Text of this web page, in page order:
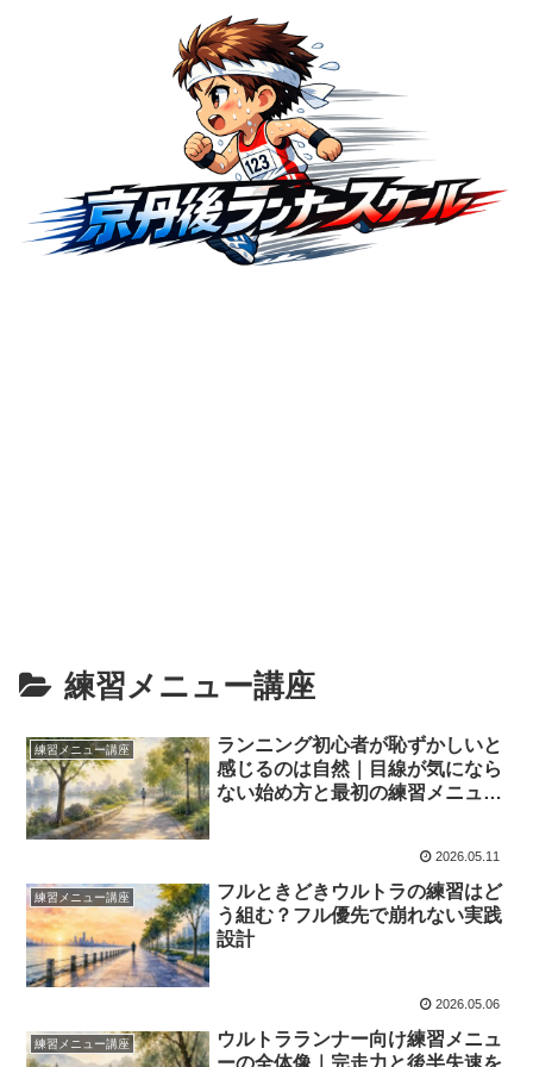
練習メニュー講座
練習メニュー講座
ランニング初心者が恥ずかしいと
感じるのは自然｜目線が気になら
ない始め方と最初の練習メニュ
2026.05.11
練習メニュー講座
フルときどきウルトラの練習はど
う組む？フル優先で崩れない実践
設計
2026.05.06
練習メニュー講座
ウルトラランナー向け練習メニュ
ーの全体像｜完走力と後半失速を